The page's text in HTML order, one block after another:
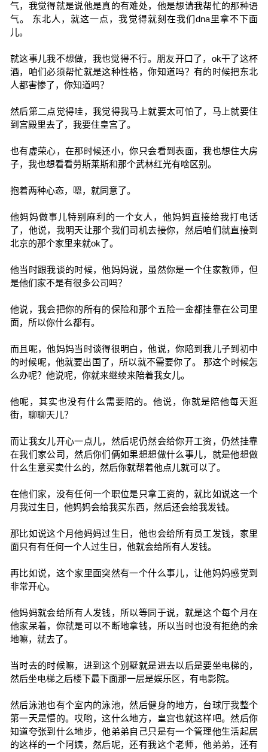
气，我觉得就是说他是真的有难处，他是想请我帮忙的那种语
气。 东北人，就这一点，我觉得就刻在我们dna里拿不下面
儿。
就这事儿我不想做，我也觉得不行。朋友开口了，ok干了这杯
酒，咱们必须帮忙就是这种性格，你知道吗？有的时候把东北
人都害惨了，你知道吗？
然后第二点觉得哇，我觉得我马上就要太可怕了，马上就要住
到宫殿里去了，我要住皇宫了。
也有虚荣心，在那时候还小，你只会看到表面，我也想住大房
子，我也想看看劳斯莱斯和那个武林红光有啥区别。
抱着两种心态，嗯，就同意了。
他妈妈做事儿特别麻利的一个女人，他妈妈直接给我打电话
了，他说，我明天让那个我们司机去接你，然后咱们就直接到
北京的那个家里来就ok了。
他当时跟我谈的时候，他妈妈说，虽然你是一个住家教师，但
是他们家不是有很多公司吗？
他说，我会把你的所有的保险和那个五险一金都挂靠在公司里
面，所以你什么都有。
而且呢，他妈妈当时谈得很明白，他说，你陪到我儿子到初中
的时候呢，他就要出国了，所以就不需要你了。 那这个时候怎
么办呢？他说呢，你就来继续来陪着我女儿。
他呢，其实也没有什么需要陪的。他说，你就是陪他每天逛
街，聊聊天儿？
而让我女儿开心一点儿，然后呢仍然会给你开工资，仍然挂靠
在我们家公司，然后你们俩如果想想做什么事儿，就是他想做
什么生意买卖什么的，然后你就帮着他点儿就可以了。
在他们家，没有任何一个职位是只拿工资的，就比如说这一个
月我过生日，他妈妈会给我买东西，然后还会给我发钱。
那比如说这个月他妈妈过生日，他也会给所有员工发钱，家里
面只有有任何一个人过生日，他就会给所有人发钱。
再比如说，这个家里面突然有一个什么事儿，让他妈妈感觉到
非常开心。
他妈妈就会给所有人发钱，所以等同于说，就是这个每个月在
他家呆着，你就是可以不断地拿钱，所以当时也没有拒绝的余
地嘛，就去了。
当时去的时候嘛，进到这个别墅就是进去以后是要坐电梯的，
然后坐电梯之后楼下最下面那一层是娱乐区，有电影院。
然后泳池也有个室内的泳池，然后健身的地方，台球厅我整个
第一天是懵的。哎哟，这什么地方，皇宫也就这样吧。然后你
知道夸张到什么地步，他弟弟自己只是有一个管理他生活起居
的这样的一个阿姨，然后呢，还有我这个老师，他弟弟，还有